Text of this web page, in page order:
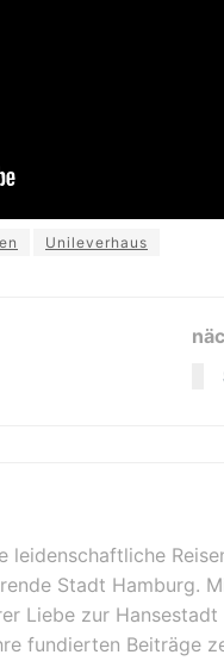
Unileverhaus
leidenschaftliche
Stadt Hamburg.
Liebe zur
fundierten Beiträge